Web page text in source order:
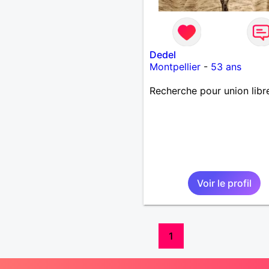
Dedel
Montpellier- 53 ans
Recherche pour union
Voir le profil
1